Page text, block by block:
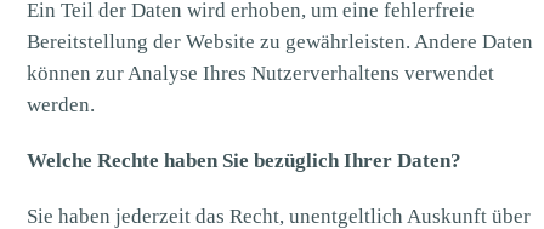
Ein Teil der Daten wird erhoben, um eine fehlerfreie
Bereitstellung der Website zu gewährleisten. Andere Daten
können zur Analyse Ihres Nutzerverhaltens verwendet
werden.
Welche Rechte haben Sie bezüglich Ihrer Daten?
Sie haben jederzeit das Recht, unentgeltlich Auskunft über